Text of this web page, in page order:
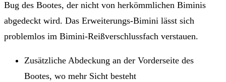
Bug des Bootes, der nicht von herkömmlichen Biminis
abgedeckt wird. Das Erweiterungs-Bimini lässt sich
problemlos im Bimini-Reißverschlussfach verstauen.
Zusätzliche Abdeckung an der Vorderseite des
Bootes, wo mehr Sicht besteht